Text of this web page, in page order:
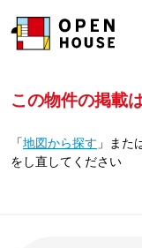
この物件の掲載
「地図から探す 」 また
をし直してください